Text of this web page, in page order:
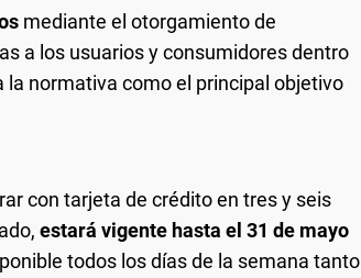
mediante el otorgamiento de
a los usuarios y consumidores dentro
la normativa como el principal objetivo
con tarjeta de crédito en tres y seis
estará vigente hasta el 31 de mayo
todos los días de la semana tanto